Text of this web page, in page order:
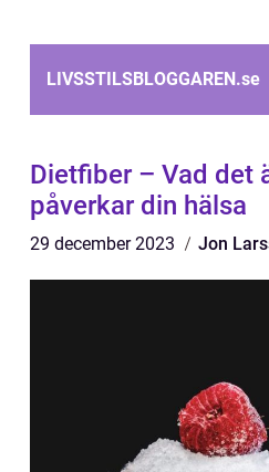
LIVSSTILSBLOGGAREN.se
Dietfiber – Vad det
påverkar din hälsa
29 december 2023 Jon